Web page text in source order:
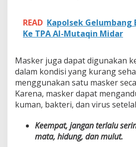
READ Kapolsek
Ke TPA Al-Mutaqin Midar
Masker juga dapat digunakan
dalam kondisi yang kurang
menggunakan satu masker
Karena, masker dapat
kuman, bakteri, dan virus
Keempat, jangan terlalu
mata, hidung, dan mulut.